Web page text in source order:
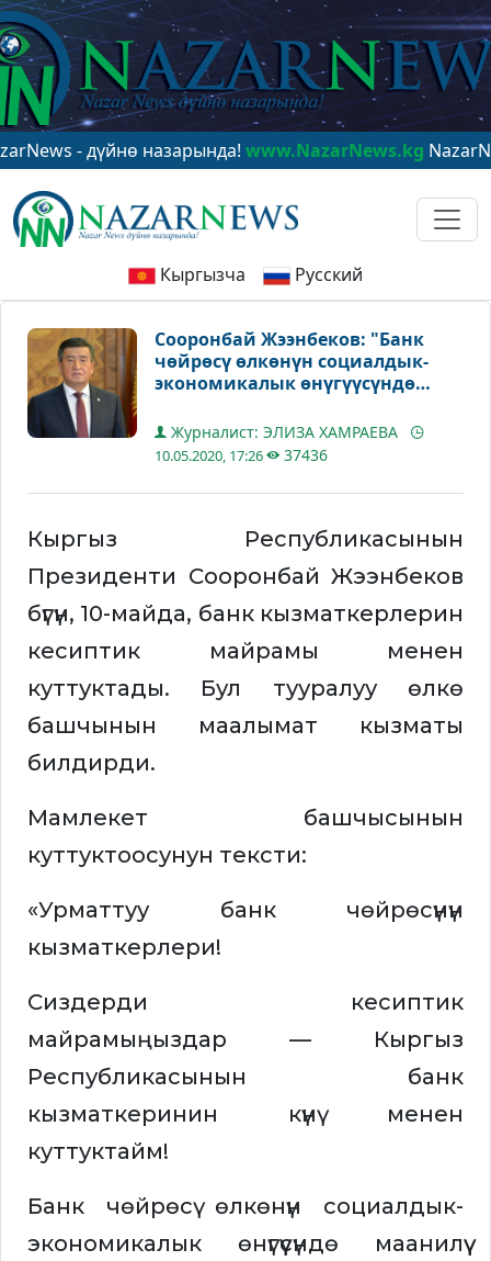
- дүйнө назарында!www.NazarNews.kgNazarNews - в
Кыргызча Русский
Сооронбай Жээнбеков: "Банк
чөйрөсү өлкөнүн социалдык-
экономикалык өнүгүүсүндө
Журналист: ЭЛИЗА ХАМРАЕВА
10.05.2020, 17:26 37436
Кыргыз Республикасынын
Президенти Сооронбай Жээнбеков
бүгүн, 10-майда, банк кызматкерлерин
кесиптик майрамы менен
куттуктады. Бул тууралуу өлкө
башчынын маалымат кызматы
билдирди.
Мамлекет башчысынын
куттуктоосунун тексти:
«Урматтуу банк чөйрөсүнүн
кызматкерлери!
Сиздерди кесиптик
майрамыңыздар — Кыргыз
Республикасынын банк
кызматкеринин күнү менен
куттуктайм!
Банк чөйрөсү өлкөнүн социалдык-
экономикалык өнүгүүсүндө маанилүү